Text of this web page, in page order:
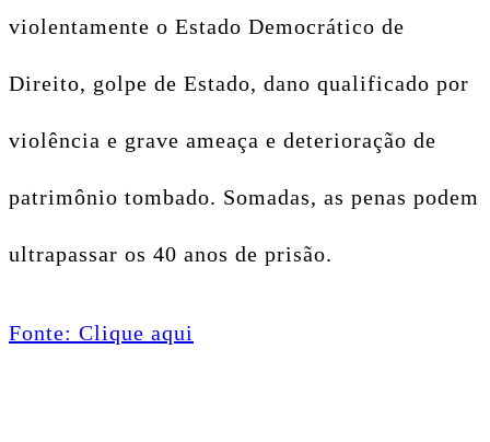
violentamente o Estado Democrático de
Direito, golpe de Estado, dano qualificado por
violência e grave ameaça e deterioração de
patrimônio tombado. Somadas, as penas podem
ultrapassar os 40 anos de prisão.
Fonte: Clique aqui